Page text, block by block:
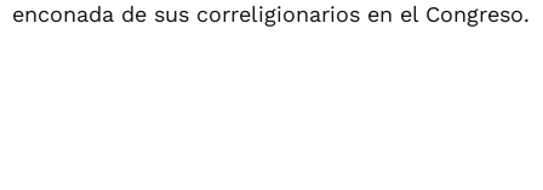
enconada de sus correligionarios en el Congreso.